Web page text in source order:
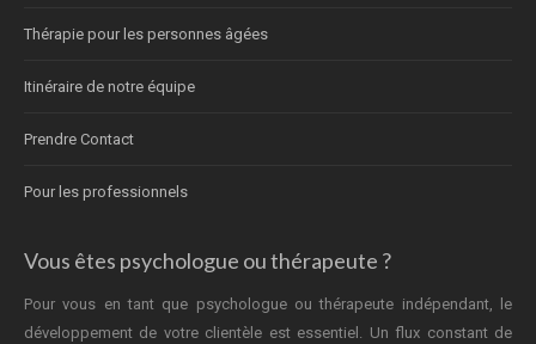
Thérapie pour les personnes âgées
Itinéraire de notre équipe
Prendre Contact
Pour les professionnels
Vous êtes psychologue ou thérapeute ?
Pour vous en tant que psychologue ou thérapeute indépendant, le
développement de votre clientèle est essentiel. Un flux constant de